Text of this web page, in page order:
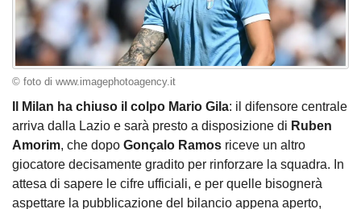
© foto di www.imagephotoagency.it
Il Milan ha chiuso il colpo Mario Gila: il difensore centrale
arriva dalla Lazio e sarà presto a disposizione di Ruben
Amorim, che dopo Gonçalo Ramos riceve un altro
giocatore decisamente gradito per rinforzare la squadra. In
attesa di sapere le cifre ufficiali, e per quelle bisognerà
aspettare la pubblicazione del bilancio appena aperto,